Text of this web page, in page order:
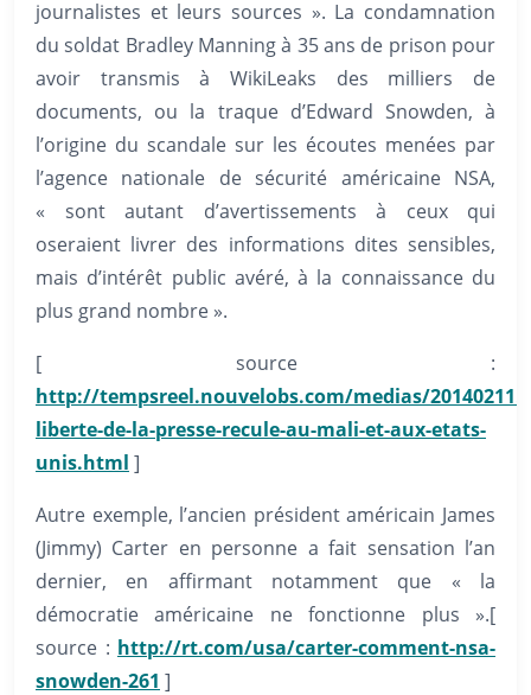
journalistes et leurs sources ». La condamnation
du soldat Bradley Manning à 35 ans de prison pour
avoir transmis à WikiLeaks des milliers de
documents, ou la traque d’Edward Snowden, à
l’origine du scandale sur les écoutes menées par
l’agence nationale de sécurité américaine NSA,
« sont autant d’avertissements à ceux qui
oseraient livrer des informations dites sensibles,
mais d’intérêt public avéré, à la connaissance du
plus grand nombre ».
[ source :
http://tempsreel.nouvelobs.com/medias/
liberte-de-la-presse-recule-au-mali-et-aux-etats-
unis.html ]
Autre exemple, l’ancien président américain James
(Jimmy) Carter en personne a fait sensation l’an
dernier, en affirmant notamment que « la
démocratie américaine ne fonctionne plus ».[
source : http://rt.com/usa/carter-comment-nsa-
snowden-261 ]